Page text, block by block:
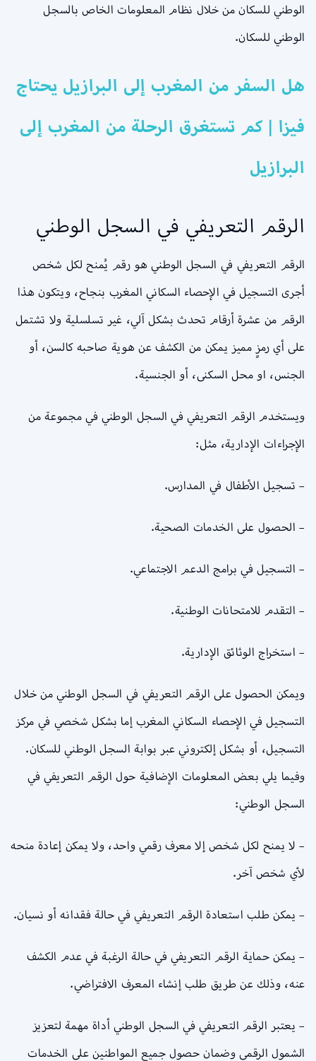
الوطني للسكان من خلال نظام المعلومات الخاص بالسجل
الوطني للسكان.
هل السفر من المغرب إلى البرازيل يحتاج
فيزا | كم تستغرق الرحلة من المغرب إلى
البرازيل
الرقم التعريفي في السجل الوطني
الرقم التعريفي في السجل الوطني هو رقم يُمنح لكل شخص
أجرى التسجيل في الإحصاء السكاني المغرب بنجاح، ويتكون هذا
الرقم من عشرة أرقام تحدث بشكل آلي، غير تسلسلية ولا تشتمل
على أي رمزٍ مميز يمكن من الكشف عن هوية صاحبه كالسن، أو
الجنس، او محل السكنى، أو الجنسية.
ويستخدم الرقم التعريفي في السجل الوطني في مجموعة من
الإجراءات الإدارية، مثل:
– تسجيل الأطفال في المدارس.
– الحصول على الخدمات الصحية.
– التسجيل في برامج الدعم الاجتماعي.
– التقدم للامتحانات الوطنية.
– استخراج الوثائق الإدارية.
ويمكن الحصول على الرقم التعريفي في السجل الوطني من خلال
التسجيل في الإحصاء السكاني المغرب إما بشكل شخصي في مركز
التسجيل، أو بشكل إلكتروني عبر بوابة السجل الوطني للسكان.
وفيما يلي بعض المعلومات الإضافية حول الرقم التعريفي في
السجل الوطني:
– لا يمنح لكل شخص إلا معرف رقمي واحد، ولا يمكن إعادة منحه
لأي شخص آخر.
– يمكن طلب استعادة الرقم التعريفي في حالة فقدانه أو نسيان.
– يمكن حماية الرقم التعريفي في حالة الرغبة في عدم الكشف
عنه، وذلك عن طريق طلب إنشاء المعرف الافتراضي.
– يعتبر الرقم التعريفي في السجل الوطني أداة مهمة لتعزيز
الشمول الرقمي وضمان حصول جميع المواطنين على الخدمات